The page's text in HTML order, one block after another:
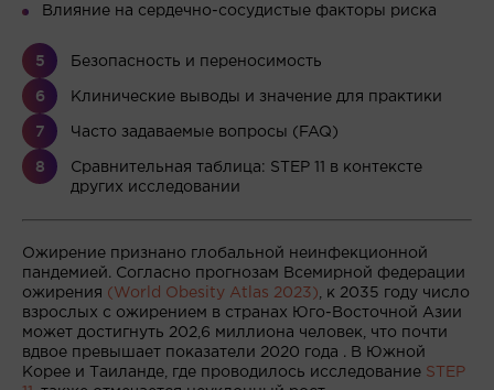
Влияние на сердечно-сосудистые факторы риска
Безопасность и переносимость
Клинические выводы и значение для практики
Часто задаваемые вопросы (FAQ)
Сравнительная таблица: STEP 11 в контексте
других исследовании
Ожирение признано глобальной неинфекционной
пандемией. Согласно прогнозам Всемирной федерации
ожирения (World Obesity Atlas 2023), к 2035 году число
взрослых с ожирением в странах Юго-Восточной Азии
может достигнуть 202,6 миллиона человек, что почти
вдвое превышает показатели 2020 года . В Южной
Корее и Таиланде, где проводилось исследование STEP